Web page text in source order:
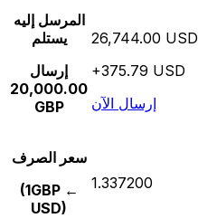
المرسل إليه
يستلم
إرسال
20,000.00
GBP
26,744.00 USD
+375.79 USD
إرسال الآن
سعر الصرف
(1GBP ←
USD)
1.337200